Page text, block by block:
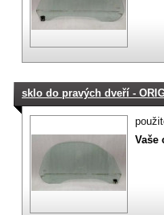
sklo do pravých dveří -
Vaše